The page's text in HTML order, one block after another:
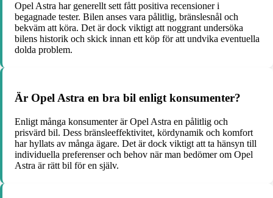
Opel Astra har generellt sett fått positiva recensioner i
begagnade tester. Bilen anses vara pålitlig, bränslesnål och
bekväm att köra. Det är dock viktigt att noggrant undersöka
bilens historik och skick innan ett köp för att undvika eventuella
dolda problem.
Är Opel Astra en bra bil enligt konsumenter?
Enligt många konsumenter är Opel Astra en pålitlig och
prisvärd bil. Dess bränsleeffektivitet, kördynamik och komfort
har hyllats av många ägare. Det är dock viktigt att ta hänsyn till
individuella preferenser och behov när man bedömer om Opel
Astra är rätt bil för en själv.